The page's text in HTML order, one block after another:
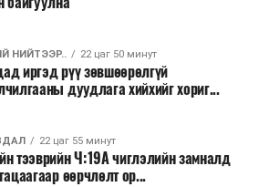
НИЙТЭЭР.. 22 цаг 50 минут
иргэд рүү зөвшөөрөлгүй
дуудлага хийхийг хориг...
22 цаг 55 минут
тээврийн Ч:19А чиглэлийн замналд
өөрчлөлт ор...